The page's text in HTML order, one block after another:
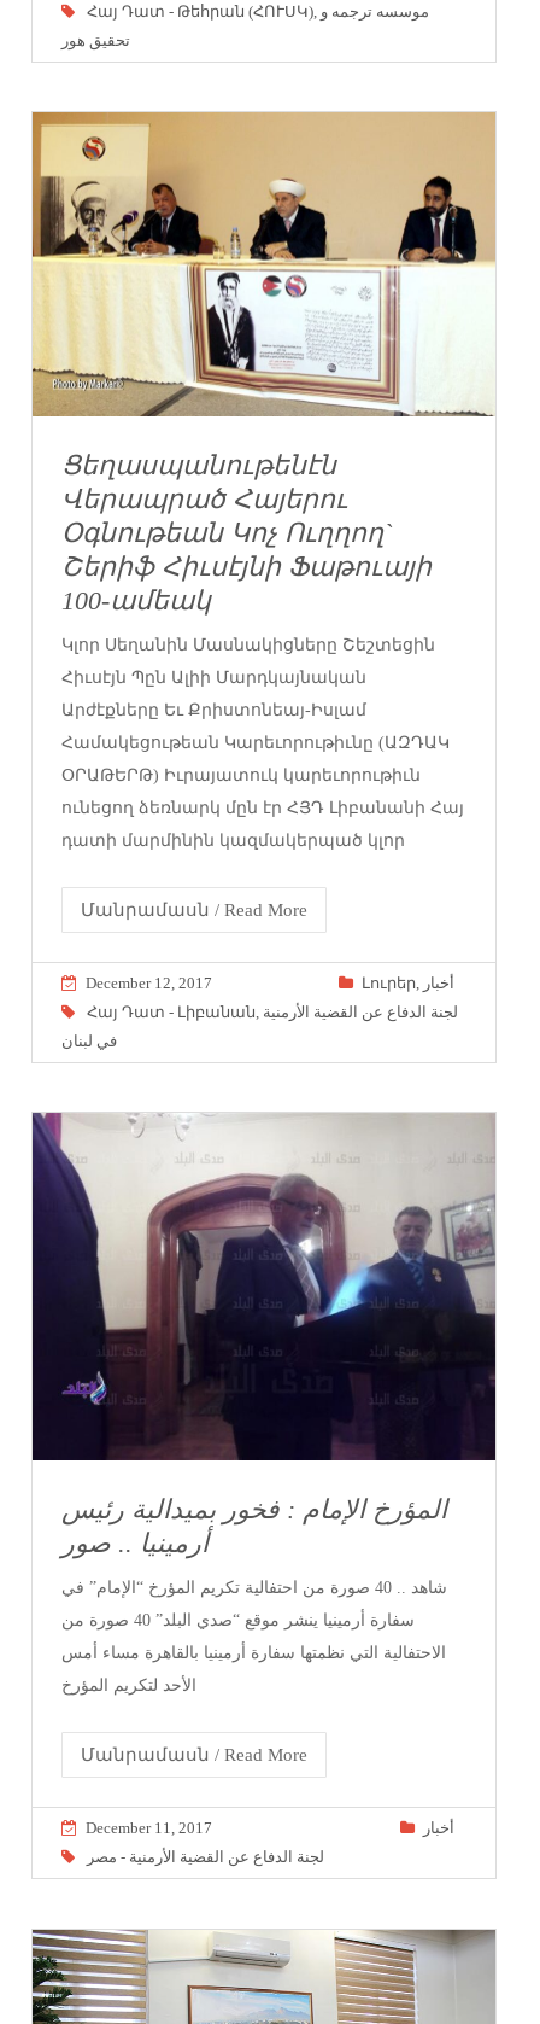
Հայ Դատ - Թեհրան (ՀՈՒՍԿ), موسسه ترجمه و
تحقیق هور
Ցեղասպանութենէն
Վերապրած Հայերու
Օգնութեան Կոչ Ուղղող`
Շերիֆ Հիւսէյնի Ֆաթուայի
100-ամեակ
Կլոր Սեղանին Մասնակիցները Շեշտեցին
Հիւսէյն Պըն Ալիի Մարդկայնական
Արժէքները Եւ Քրիստոնեայ-Իսլամ
Համակեցութեան Կարեւորութիւնը (ԱԶԴԱԿ
ՕՐԱԹԵՐԹ) Իւրայատուկ կարեւորութիւն
ունեցող ձեռնարկ մըն էր ՀՅԴ Լիբանանի Հայ
դատի մարմինին կազմակերպած կլոր
Մանրամասն / Read More
December 12, 2017 Լուրեր, أخبار
Հայ Դատ - Լիբանան, لجنة الدفاع عن القضية الأرمنية
في لبنان
المؤرخ الإمام : فخور بميدالية رئيس
أرمينيا .. صور
شاهد .. 40 صورة من احتفالية تكريم المؤرخ “الإمام” في
سفارة أرمينيا ينشر موقع “صدي البلد” 40 صورة من
الاحتفالية التي نظمتها سفارة أرمينيا بالقاهرة مساء أمس
الأحد لتكريم المؤرخ
Մանրամասն / Read More
December 11, 2017
أخبار
لجنة الدفاع عن القضية الأرمنية - مصر